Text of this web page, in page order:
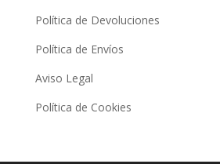
Política de Devoluciones
Política de Envíos
Aviso Legal
Política de Cookies